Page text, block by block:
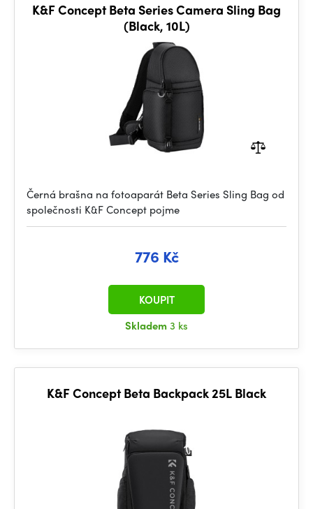
K&F Concept Beta Series Camera Sling Bag
(Black, 10L)
Černá brašna na fotoaparát Beta Series Sling Bag od
společnosti K&F Concept pojme
776 Kč
Skladem3 ks
KOUPIT
K&F Concept Beta Backpack 25L Black